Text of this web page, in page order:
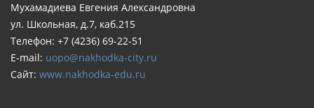
Мухамадиева Евгения Александровна
ул. Школьная, д.7, каб.215
Телефон: +7 (4236) 69-22-51
E-mail: uopo@nakhodka-city.ru
Сайт: www.nakhodka-edu.ru